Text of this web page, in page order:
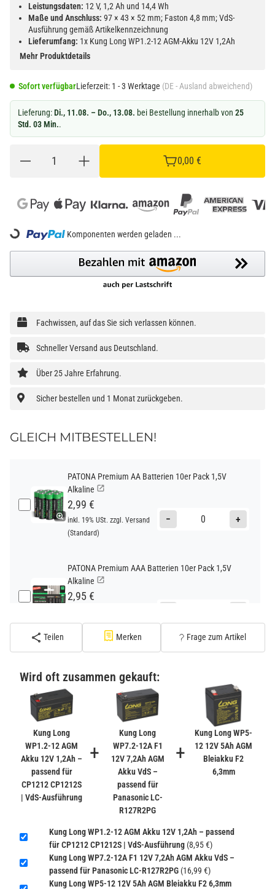
Leistungsdaten: 12 V, 1,2 Ah und 14,4 Wh
Maße und Anschluss: 97 × 43 × 52 mm; Faston 4,8 mm; VdS-
Ausführung gemäß Artikelkennzeichnung
Lieferumfang: 1x Kung Long WP1.2-12 AGM-Akku 12V 1,2Ah
Mehr Produktdetails
Sofort verfügbarLieferzeit: 1 - 3 Werktage (DE - Ausland abweichend)
Lieferung:Di., 11.08. – Do., 13.08. bei Bestellung innerhalb von 25
Std. 03 Min..
0,00 €
Loading... Komponenten werden geladen ...
Fachwissen, auf das Sie sich verlassen können.
Schneller Versand aus Deutschland.
Über 25 Jahre Erfahrung.
Sicher bestellen und 1 Monat zurückgeben.
GLEICH MITBESTELLEN!
PATONA Premium AA Batterien 10er Pack 1,5V
Alkaline
2,99 €
inkl. 19% USt. zzgl. Versand
(Standard)
− +
PATONA Premium AAA Batterien 10er Pack 1,5V
Alkaline
2,95 €
(Standard)
Lithium
2,99 €
inkl. 19% USt. zzgl.Versand
(Gefahrgut UN3090 Versand
gem. SV188 ADR)
+
Verbatim Cool'n'Go AirJet Handventilator 4000mAh
Grau Lila
inkl. 19% USt. zzgl.Versand
gem. SV188 ADR)
Teilen Merken Frage zum Artikel
Wird oft zusammen gekauft:
Kung Long
WP1.2-12 AGM
Akku 12V 1,2Ah –
passend für
CP1212 CP1212S
| VdS-Ausführung
+
Kung Long
WP7.2-12A F1
12V 7,2Ah AGM
Akku VdS –
passend für
Panasonic LC-
R127R2PG
+
Kung Long WP5-
12 12V 5Ah AGM
Bleiakku F2
6,3mm
Kung Long WP1.2-12 AGM Akku 12V 1,2Ah – passend
für CP1212 CP1212S | VdS-Ausführung (8,95 €)
Kung Long WP7.2-12A F1 12V 7,2Ah AGM Akku VdS –
passend für Panasonic LC-R127R2PG (16,99 €)
Kung Long WP5-12 12V 5Ah AGM Bleiakku F2 6,3mm